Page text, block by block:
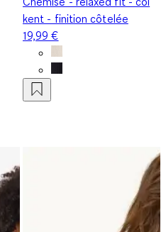
kent - finition côtelée
19,99 €